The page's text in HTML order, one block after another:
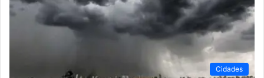
Cidades